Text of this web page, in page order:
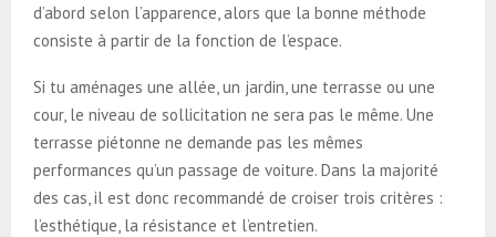
d’abord selon l’apparence, alors que la bonne méthode
consiste à partir de la fonction de l’espace.
Si tu aménages une allée, un jardin, une terrasse ou une
cour, le niveau de sollicitation ne sera pas le même. Une
terrasse piétonne ne demande pas les mêmes
performances qu’un passage de voiture. Dans la majorité
des cas, il est donc recommandé de croiser trois critères :
l’esthétique, la résistance et l’entretien.